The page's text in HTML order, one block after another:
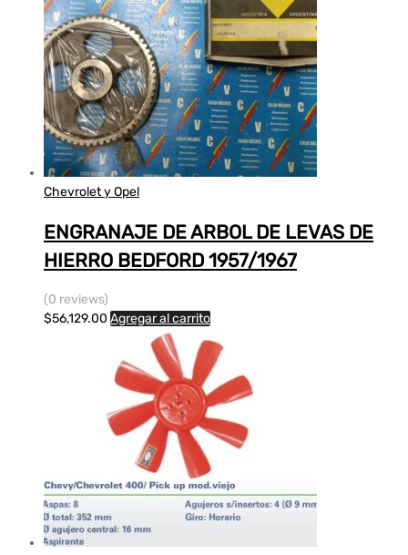
Chevrolet y Opel
ENGRANAJE DE ARBOL DE LEVAS DE
HIERRO BEDFORD 1957/1967
(0 reviews)
$56,129.00 Agregar al carrito